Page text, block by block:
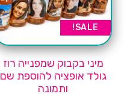
SALE!
מיני בקבוק שמפנייה רוז
גולד אופציה להוספת שם
ותמונה